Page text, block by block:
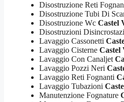
Disostruzione Reti
Disostruzione Tubi Di
Disostruzione Wc Castel
Disostruzioni
Lavaggio Cassonetti
Lavaggio Cisterne Castel
Lavaggio Con Canaljet
Lavaggio Pozzi Neri
Lavaggio Reti Fognanti
Lavaggio Tubazioni
Manutenzione Fognature